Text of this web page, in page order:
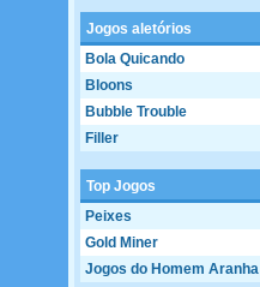
Jogos aletórios
Bola Quicando
Bloons
Bubble Trouble
Filler
Top Jogos
Peixes
Gold Miner
Jogos do Homem Aranha